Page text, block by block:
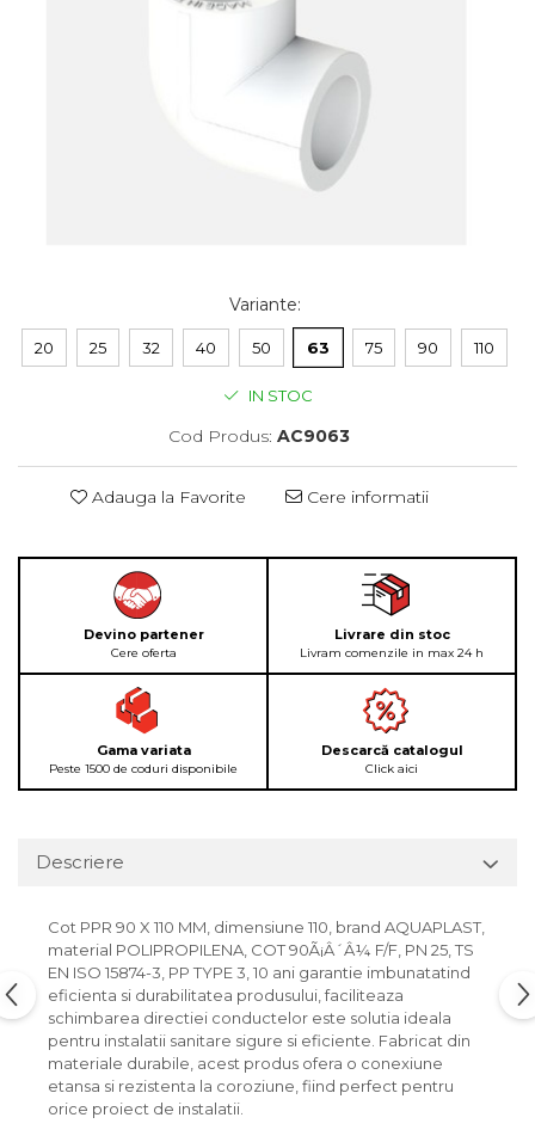
Variante:
20 25 32 40 50 63 75 90 110
IN STOC
Cod Produs: AC9063
Adauga la Favorite Cere informatii
Devino partener
Cere oferta
Livrare din stoc
Livram comenzile in max 24 h
Gama variata
Peste 1500 de coduri disponibile
Descarcă catalogul
Click aici
Descriere
Cot PPR 90 X 110 MM, dimensiune 110, brand AQUAPLAST,
material POLIPROPILENA, COT 90Ã¡Â´Â¼ F/F, PN 25, TS
EN ISO 15874-3, PP TYPE 3, 10 ani garantie imbunatatind
eficienta si durabilitatea produsului, faciliteaza
schimbarea directiei conductelor este solutia ideala
pentru instalatii sanitare sigure si eficiente. Fabricat din
materiale durabile, acest produs ofera o conexiune
etansa si rezistenta la coroziune, fiind perfect pentru
orice proiect de instalatii.